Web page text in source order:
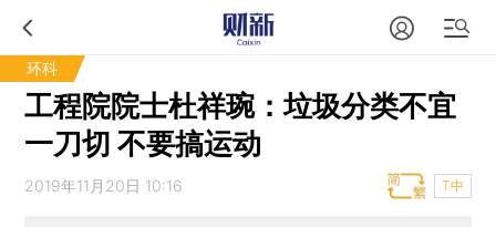
环科
工程院院士杜祥琬：垃圾分类不宜
一刀切 不要搞运动
2019年11月20日 10:16 T中